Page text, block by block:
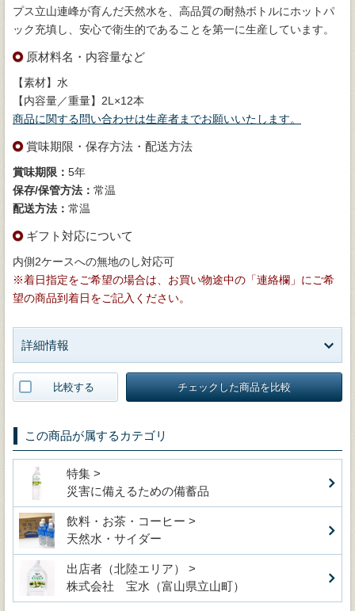
プス立山連峰が育んだ天然水を、高品質の耐熱ボトルにホットパ
ック充填し、安心で衛生的であることを第一に生産しています。
原材料名・内容量など
【素材】水
【内容量／重量】2L×12本
商品に関する問い合わせは生産者までお願いいたします。
賞味期限・保存方法・配送方法
賞味期限： 5年
保存/保管方法： 常温
配送方法： 常温
ギフト対応について
内側2ケースへの無地のし対応可
※着日指定をご希望の場合は、お買い物途中の「連絡欄」にご希
望の商品到着日をご記入ください。
詳細情報
比較する チェックした商品を比較
この商品が属するカテゴリ
特集 >
災害に備えるための備蓄品
飲料・お茶・コーヒー >
天然水・サイダー
出店者（北陸エリア） >
株式会社 宝水（富山県立山町）